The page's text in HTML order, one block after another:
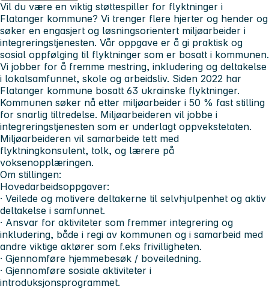
Vil du være en viktig støttespiller for flyktninger i
Flatanger kommune? Vi trenger flere hjerter og hender og
søker en engasjert og løsningsorientert miljøarbeider i
integreringstjenesten. Vår oppgave er å gi praktisk og
sosial oppfølging til flyktninger som er bosatt i kommunen.
Vi jobber for å fremme mestring, inkludering og deltakelse
i lokalsamfunnet, skole og arbeidsliv. Siden 2022 har
Flatanger kommune bosatt 63 ukrainske flyktninger.
Kommunen søker nå etter miljøarbeider i 50 % fast stilling
for snarlig tiltredelse. Miljøarbeideren vil jobbe i
integreringstjenesten som er underlagt oppvekstetaten.
Miljøarbeideren vil samarbeide tett med
flyktningkonsulent, tolk, og lærere på
voksenopplæringen.
Om stillingen:
Hovedarbeidsoppgaver:
· Veilede og motivere deltakerne til selvhjulpenhet og aktiv
deltakelse i samfunnet.
· Ansvar for aktiviteter som fremmer integrering og
inkludering, både i regi av kommunen og i samarbeid med
andre viktige aktører som f.eks frivilligheten.
· Gjennomføre hjemmebesøk / boveiledning.
· Gjennomføre sosiale aktiviteter i
introduksjonsprogrammet.